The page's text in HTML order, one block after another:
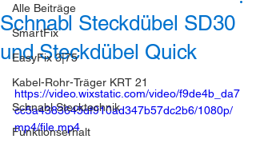
Alle Beiträge
SmartFix
EasyFix 3|75
Kabel-Rohr-Träger KRT 21
Schnabl Stecktechnik
Funktionserhalt
Schnabl Steckdübel SD30
und Steckdübel Quick
https://video.wixstatic.com/video/f9de4b_da7
cc5a4383645df910ad347b57dc2b6/1080p/
mp4/file.mp4